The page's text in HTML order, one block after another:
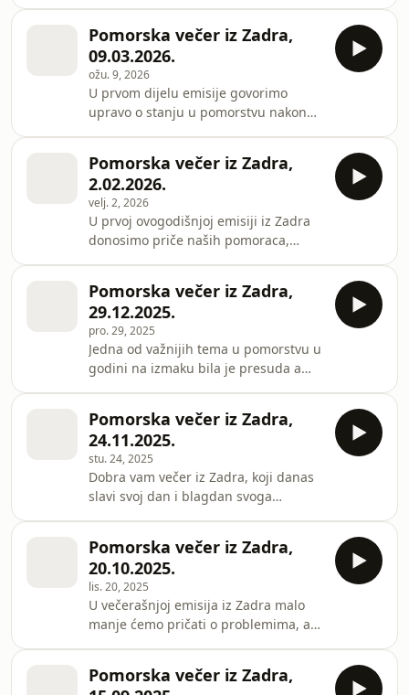
Tema koju je IMO odredio za 2026.
glasi "Od politike do prakse:
unaprjeđenje ravnopravnosti spolova
za izvrsnost u pomorstvu". Pomorstvo
se dugo doživljavalo kao muški svij
Pomorska večer iz Zadra,
09.03.2026.
ožu. 9, 2026
U prvom dijelu emisije govorimo
upravo o stanju u pomorstvu nakon
Hormuški tjesnac. U Perzijskom
zaljevu je oko 200 hrvatskih
pomoraca, a iz UAE-a ne može
isploviti brod Atlantske plovidbe AP
Astarea. U nastavku emisije ipak o
nešto vedrijim temama - novom
tankeru Idassa Tankerske plovidbe,
priznanju koje je Jadrolinija dobila u
At
Pomorska večer iz Zadra,
2.02.2026.
velj. 2, 2026
U prvoj ovogodišnjoj emisiji iz Zadra
donosimo priče naših pomoraca,
noći muzeja te čuli priče o
potopljenim brodovima i živom svijetu
u podmorju.
Pomorska večer iz Zadra,
29.12.2025.
pro. 29, 2025
Jedna od važnijih tema u pomorstvu u
godini na izmaku bila je presuda a
Marka Bekavca u Turskoj. Jednako tako
pratili smo i pravnu stranu tragedije
broda Lastovo - kaznena odgovornost
na kraju je spala samo na članove
posade, dok je DORH odbacio bilu
kakvu kaznenu odgovornost bivše
uprave riječke Jadrolinije. O
pravosudnim postupcim
Pomorska večer iz Zadra,
24.11.2025.
stu. 24, 2025
Dobra vam večer iz Zadra, koji danas
slavi svoj dan i blagdan svoga
trajekta koji nosi ime zadarskog sveca
zaštitnika. A upravo prva tema je
Jadrolinija - čut ćete što su članovi
Uprave domaćeg linijskog brodara
rekli novinarima u Splitu na brodu
Dalmacija. Govorimo i o raskidu
koncesijskog ugovora s Lukom Zadar
dd na području
Pomorska večer iz Zadra,
20.10.2025.
lis. 20, 2025
U večerašnjoj emisija iz Zadra malo
manje ćemo pričati o problemima, a
kruzeru koji je u Zadar doveo više od
Pomorska večer iz Zadra,